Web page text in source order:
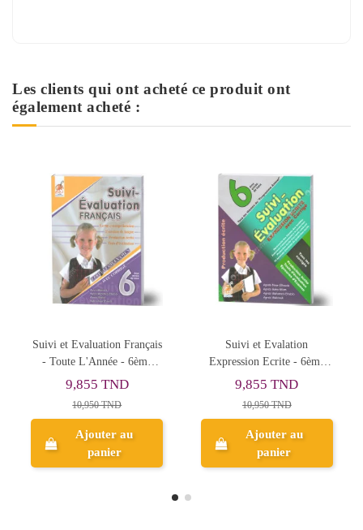
Les clients qui ont acheté ce produit ont
également acheté :
et Evaluation Français
- Toute L'Année - 6ème
Année Primaire
9,855 TND
10,950 TND
Ajouter au
panier
Suivi et Evalation
Expression Ecrite - 6ème
Primaire
9,855 TND
10,950 TND
Ajouter au
panier